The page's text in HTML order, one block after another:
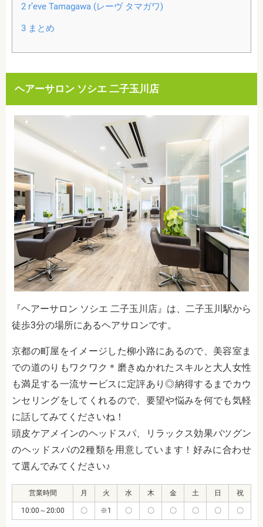
2r’eve Tamagawa (レーヴ タマガワ)
3まとめ
ヘアーサロン ソシエ 二子玉川店
『ヘアーサロン ソシエ 二子玉川店』は、二子玉川駅から
徒歩3分の場所にあるヘアサロンです。
京都の町屋をイメージした柳小路にあるので、美容室ま
での道のりもワクワク＊磨きぬかれたスキルと大人女性
も満足する一流サービスに定評あり◎納得するまでカウ
ンセリングをしてくれるので、要望や悩みを何でも気軽
に話してみてくださいね！
頭皮ケアメインのヘッドスパ、リラックス効果バツグン
のヘッドスパの2種類を用意しています！好みに合わせ
て選んでみてください♪
営業時間 月 火 水 木 金 土 日 祝
10:00～20:00 〇 ※1 〇 〇 〇 〇 〇 〇